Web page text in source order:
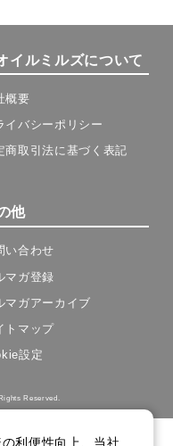
イルミルズについて
概要
イバシーポリシー
商取引法に基づく表記
他
い合わせ
マガ登録
マガアーカイブ
トマップ
設定
Reserved.
利便性向上、当社